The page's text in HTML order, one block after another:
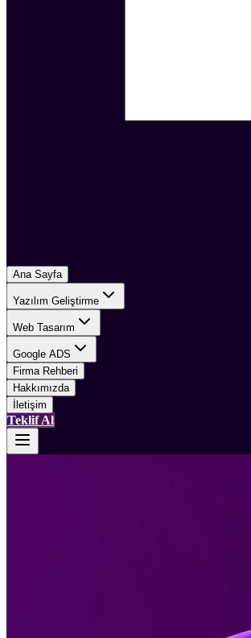
Ana Sayfa
Yazılım Geliştirme
Web Tasarım
Google ADS
Firma Rehberi
Hakkımızda
İletişim
Teklif Al